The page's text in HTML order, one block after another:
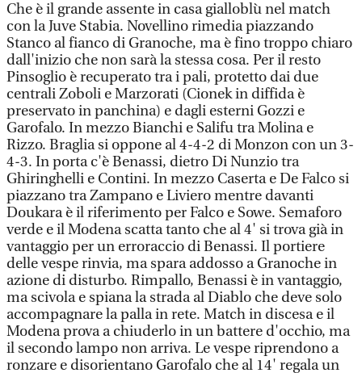
Che è il grande assente in casa gialloblù nel match
con la Juve Stabia. Novellino rimedia piazzando
Stanco al fianco di Granoche, ma è fino troppo chiaro
dall'inizio che non sarà la stessa cosa. Per il resto
Pinsoglio è recuperato tra i pali, protetto dai due
centrali Zoboli e Marzorati (Cionek in diffida è
preservato in panchina) e dagli esterni Gozzi e
Garofalo. In mezzo Bianchi e Salifu tra Molina e
Rizzo. Braglia si oppone al 4-4-2 di Monzon con un 3-
4-3. In porta c'è Benassi, dietro Di Nunzio tra
Ghiringhelli e Contini. In mezzo Caserta e De Falco si
piazzano tra Zampano e Liviero mentre davanti
Doukara è il riferimento per Falco e Sowe. Semaforo
verde e il Modena scatta tanto che al 4' si trova già in
vantaggio per un erroraccio di Benassi. Il portiere
delle vespe rinvia, ma spara addosso a Granoche in
azione di disturbo. Rimpallo, Benassi è in vantaggio,
ma scivola e spiana la strada al Diablo che deve solo
accompagnare la palla in rete. Match in discesa e il
Modena prova a chiuderlo in un battere d'occhio, ma
il secondo lampo non arriva. Le vespe riprendono a
ronzare e disorientano Garofalo che al 14' regala un